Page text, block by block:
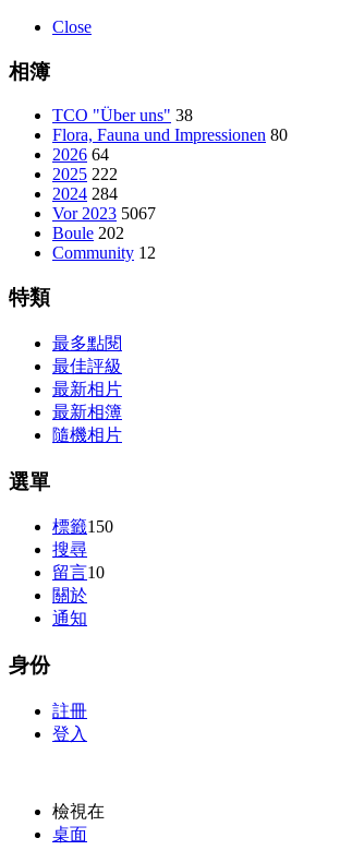
Close
相簿
TCO "Über uns" 38
Flora, Fauna und Impressionen 80
2026 64
2025 222
2024 284
Vor 2023 5067
Boule 202
Community 12
特類
最多點閱
最佳評級
最新相片
最新相簿
隨機相片
選單
標籤150
搜尋
留言10
關於
通知
身份
註冊
登入
檢視在
桌面